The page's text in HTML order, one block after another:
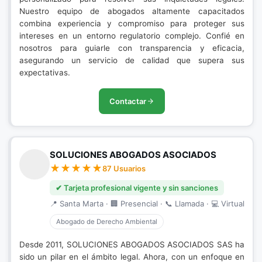
Nuestro equipo de abogados altamente capacitados
combina experiencia y compromiso para proteger sus
intereses en un entorno regulatorio complejo. Confié en
nosotros para guiarle con transparencia y eficacia,
asegurando un servicio de calidad que supera sus
expectativas.
Contactar
SOLUCIONES ABOGADOS ASOCIADOS
87 Usuarios
✔ Tarjeta profesional vigente y sin sanciones
📍 Santa Marta · 🏢 Presencial · 📞 Llamada · 💻 Virtual
Abogado de Derecho Ambiental
Desde 2011, SOLUCIONES ABOGADOS ASOCIADOS SAS ha
sido un pilar en el ámbito legal. Ahora, con un enfoque en